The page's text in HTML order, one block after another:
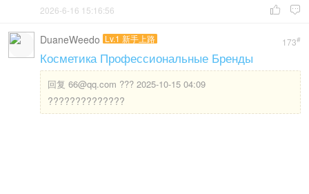
 
2026-6-16 15:16:56
173#
DuaneWeedo Lv.1 新手上路
Косметика Профессиональные Бренды
回复 66@qq.com ??? 2025-10-15 04:09
??????????????